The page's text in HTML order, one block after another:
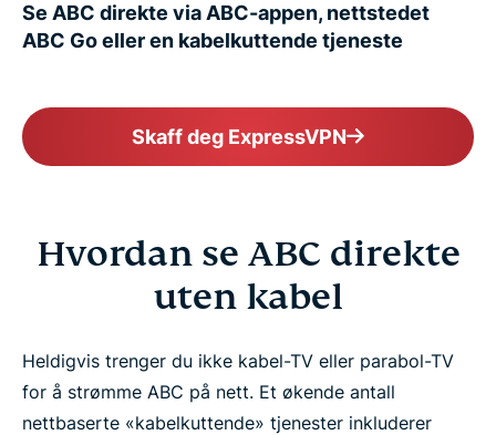
Se ABC direkte via ABC-appen, nettstedet
ABC Go eller en kabelkuttende tjeneste
Skaff deg ExpressVPN
Hvordan se ABC direkte
uten kabel
Heldigvis trenger du ikke kabel-TV eller parabol-TV
for å strømme ABC på nett. Et økende antall
nettbaserte «kabelkuttende» tjenester inkluderer